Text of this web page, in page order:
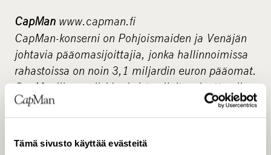
Tämä sivusto käyttää evästeitä
CapMan www.capman.fi
CapMan-konserni on Pohjoismaiden ja Venäjän
johtavia pääomasijoittajia, jonka hallinnoimissa
rahastoissa on noin 3,1 miljardin euron pääomat.
CapManilla on viisi keskeistä sijoitusaluetta eli
Buyout, Russia, Credit, Public Market ja CapMan
sijoitusalueella on omat erikoistuneet rahastot.